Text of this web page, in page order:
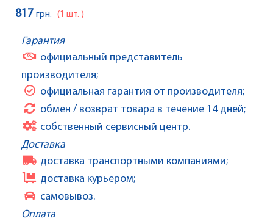
817 грн. (1 шт. )
Гарантия
официальный представитель
производителя;
официальная гарантия от производителя;
обмен / возврат товара в течение 14 дней;
собственный сервисный центр.
Доставка
доставка транспортными компаниями;
доставка курьером;
самовывоз.
Оплата